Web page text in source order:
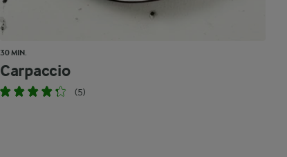
30 MIN.
Carpaccio
(5)